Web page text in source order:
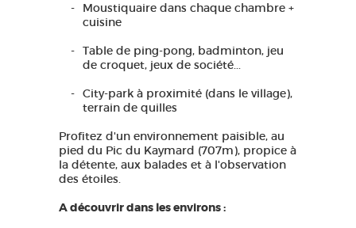
Moustiquaire dans chaque chambre +
cuisine
Table de ping-pong, badminton, jeu
de croquet, jeux de société...
City-park à proximité (dans le village),
terrain de quilles
Profitez d'un environnement paisible, au
pied du Pic du Kaymard (707m), propice à
la détente, aux balades et à l'observation
des étoiles.
A découvrir dans les environs :